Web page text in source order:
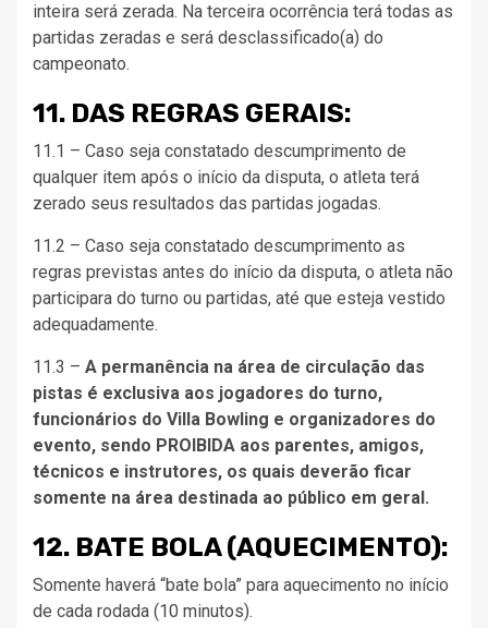
inteira será zerada. Na terceira ocorrência terá todas as
partidas zeradas e será desclassificado(a) do
campeonato.
11. DAS REGRAS GERAIS:
11.1 – Caso seja constatado descumprimento de
qualquer item após o início da disputa, o atleta terá
zerado seus resultados das partidas jogadas.
11.2 – Caso seja constatado descumprimento as
regras previstas antes do início da disputa, o atleta não
participara do turno ou partidas, até que esteja vestido
adequadamente.
11.3 – A permanência na área de circulação das
pistas é exclusiva aos jogadores do turno,
funcionários do Villa Bowling e organizadores do
evento, sendo PROIBIDA aos parentes, amigos,
técnicos e instrutores, os quais deverão ficar
somente na área destinada ao público em geral.
12. BATE BOLA (AQUECIMENTO):
Somente haverá “bate bola” para aquecimento no início
de cada rodada (10 minutos).